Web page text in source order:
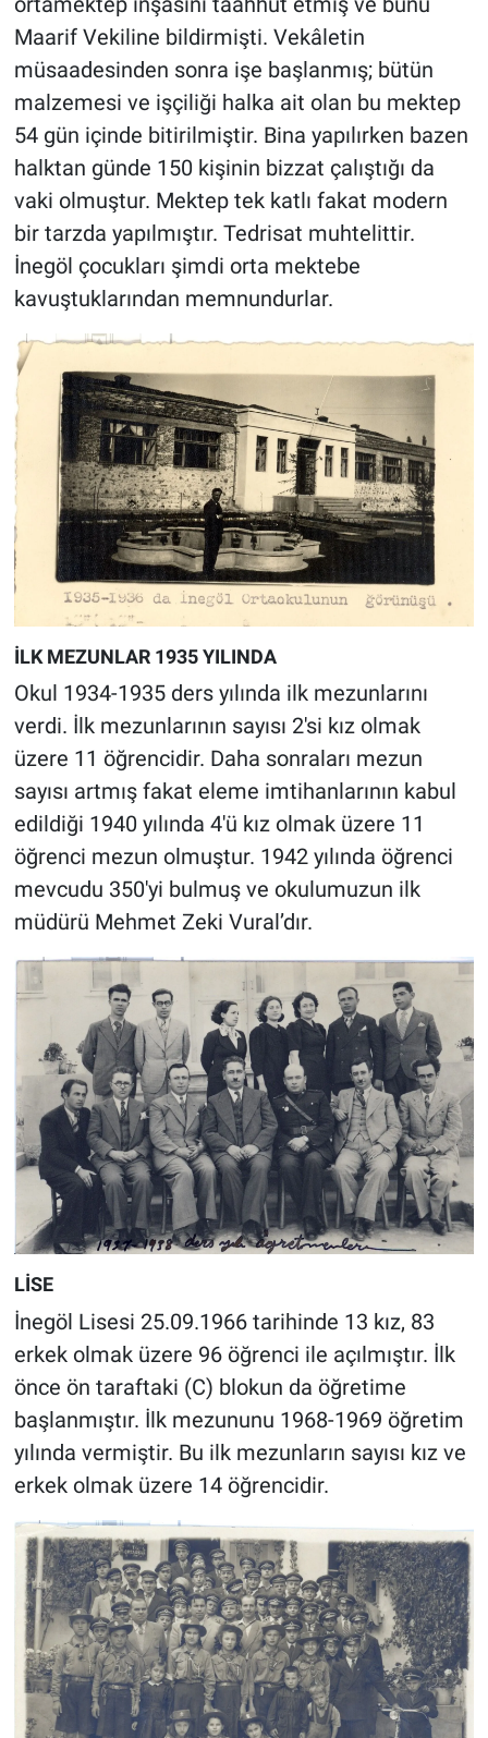
Maarif Vekiline bildirmişti. Vekâletin
müsaadesinden sonra işe başlanmış; bütün
malzemesi ve işçiliği halka ait olan bu mektep
54 gün içinde bitirilmiştir. Bina yapılırken bazen
halktan günde 150 kişinin bizzat çalıştığı da
vaki olmuştur. Mektep tek katlı fakat modern
bir tarzda yapılmıştır. Tedrisat muhtelittir.
İnegöl çocukları şimdi orta mektebe
kavuştuklarından memnundurlar.
İLK MEZUNLAR 1935 YILINDA
Okul 1934-1935 ders yılında ilk mezunlarını
verdi. İlk mezunlarının sayısı 2'si kız olmak
üzere 11 öğrencidir. Daha sonraları mezun
sayısı artmış fakat eleme imtihanlarının kabul
edildiği 1940 yılında 4'ü kız olmak üzere 11
öğrenci mezun olmuştur. 1942 yılında öğrenci
mevcudu 350'yi bulmuş ve okulumuzun ilk
müdürü Mehmet Zeki Vural’dır.
LİSE
İnegöl Lisesi 25.09.1966 tarihinde 13 kız, 83
erkek olmak üzere 96 öğrenci ile açılmıştır. İlk
önce ön taraftaki (C) blokun da öğretime
başlanmıştır. İlk mezununu 1968-1969 öğretim
yılında vermiştir. Bu ilk mezunların sayısı kız ve
erkek olmak üzere 14 öğrencidir.